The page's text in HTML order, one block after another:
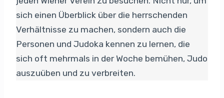
sich einen Überblick über die herrschenden
Verhältnisse zu machen, sondern auch die
Personen und Judoka kennen zu lernen, die
sich oft mehrmals in der Woche bemühen, Judo
auszuüben und zu verbreiten.